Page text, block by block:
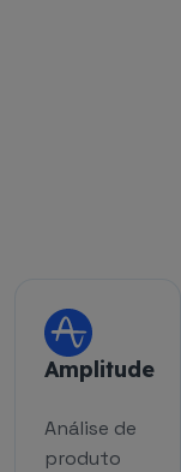
Amplitude
Análise de
produto